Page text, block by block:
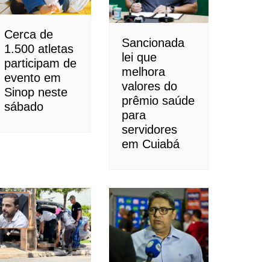
Cerca de
1.500 atletas
participam de
evento em
Sinop neste
sábado
Sancionada
lei que
melhora
valores do
prêmio saúde
para
servidores
em Cuiabá